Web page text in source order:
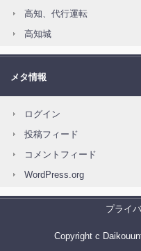
高知、代行運転
高知城
メタ情報
ログイン
投稿フィード
コメントフィード
WordPress.org
プライ
Copyright c